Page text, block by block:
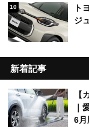
10
ト
ジ
新着記事
【
｜
6月